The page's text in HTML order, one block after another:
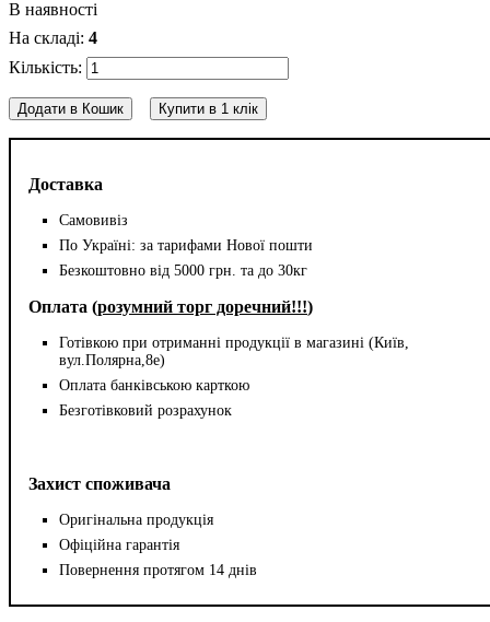
Доставка
Самовивіз
По Україні: за тарифами Нової пошти
Безкоштовно від 5000 грн. та до 30кг
Оплата (розумний торг доречний!!!)
Готівкою при отриманні продукції в магазині (Київ,
вул.Полярна,8е)
Оплата банківською карткою
Безготівковий розрахунок
Захист споживача
Оригінальна продукція
Офіційна гарантія
Повернення протягом 14 днів
В наявності
4
Додати в Кошик Купити в 1 клік